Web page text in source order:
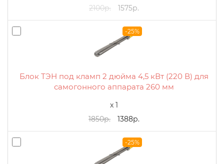
2100р.
1575р.
-25%
Блок ТЭН под кламп 2 дюйма 4,5 кВт (220 В) для
самогонного аппарата 260 мм
x 1
1850р.
1388р.
-25%